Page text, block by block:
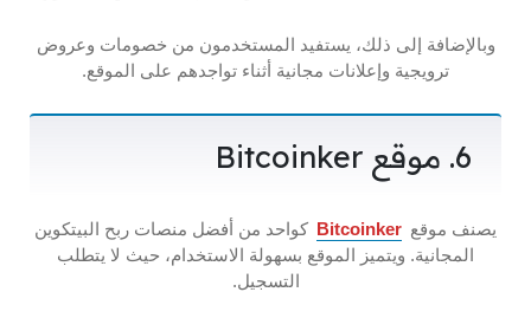
وبالإضافة إلى ذلك، يستفيد المستخدمون من خصومات وعروض
ترويجية وإعلانات مجانية أثناء تواجدهم على الموقع.
6. موقع Bitcoinker
يصنف موقع Bitcoinker كواحد من أفضل منصات ربح البيتكوين
المجانية. ويتميز الموقع بسهولة الاستخدام، حيث لا يتطلب
التسجيل.